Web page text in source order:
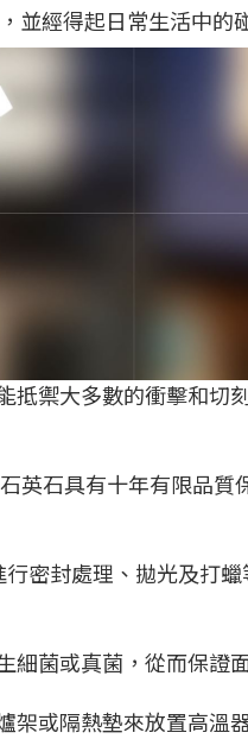
並經得起日常生活中的
抵禦大多數的衝擊和切
英石具有十年有限品質
密封處理、拋光及打
菌或真菌，從而保證
或隔熱墊來放置高溫